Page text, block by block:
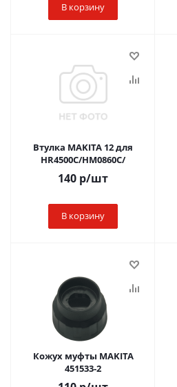
В корзину
Втулка MAKITA 12 для
HR4500C/HM0860C/
140 р/шт
В корзину
Кожух муфты MAKITA
451533-2